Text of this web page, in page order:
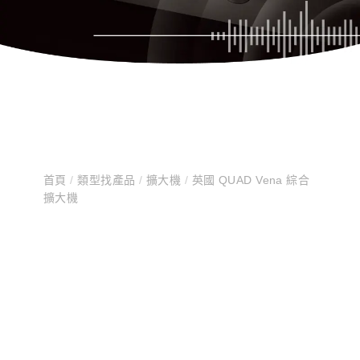
首頁/ 類型找產品 / 擴大機 / 英國 QUAD Vena 綜合
擴大機